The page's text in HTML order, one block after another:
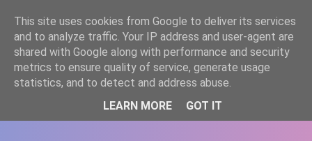
WWW.GAZISTI.RO
This site uses cookies from Google to deliver its services
and to analyze traffic. Your IP address and user-agent are
shared with Google along with performance and security
metrics to ensure quality of service, generate usage
statistics, and to detect and address abuse.
LEARN MORE
GOT IT